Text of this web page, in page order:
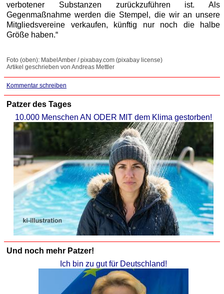
verbotener Substanzen zurückzuführen ist. Als
Gegenmaßnahme werden die Stempel, die wir an unsere
Mitgliedsvereine verkaufen, künftig nur noch die halbe
Größe haben.“
Foto (oben): MabelAmber / pixabay.com (pixabay license)
Artikel geschrieben von Andreas Mettler
Kommentar schreiben
Patzer des Tages
10.000 Menschen AN ODER MIT dem Klima gestorben!
Und noch mehr Patzer!
Ich bin zu gut für Deutschland!